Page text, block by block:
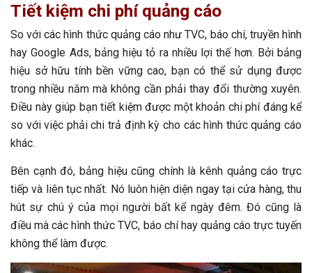
Tiết kiệm chi phí quảng cáo
So với các hình thức quảng cáo như TVC, báo chí, truyền hình
hay Google Ads, bảng hiệu tỏ ra nhiều lợi thế hơn. Bởi bảng
hiệu sở hữu tính bền vững cao, bạn có thể sử dụng được
trong nhiều năm mà không cần phải thay đổi thường xuyên.
Điều này giúp bạn tiết kiệm được một khoản chi phí đáng kể
so với việc phải chi trả định kỳ cho các hình thức quảng cáo
khác.
Bên cạnh đó, bảng hiệu cũng chính là kênh quảng cáo trực
tiếp và liên tục nhất. Nó luôn hiện diện ngay tại cửa hàng, thu
hút sự chú ý của mọi người bất kể ngày đêm. Đó cũng là
điều mà các hình thức TVC, báo chí hay quảng cáo trực tuyến
không thể làm được.